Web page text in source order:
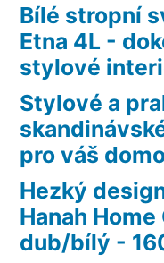
Bílé stropní
Etna 4L -
stylové
Stylové a
pro váš
Hezký
Hanah
dub/bílý -